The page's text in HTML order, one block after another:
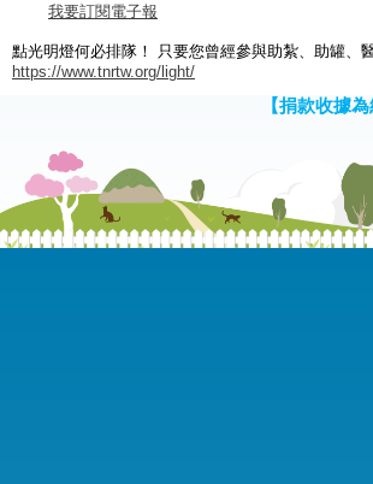
我要訂閱電子報
點光明燈何必排隊！ 只要您曾經參與助紮、助罐、
https://www.tnrtw.org/light/
【捐款收據